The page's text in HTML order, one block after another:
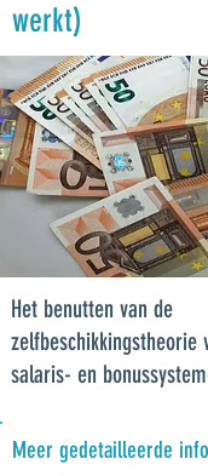
werkt)
Het benutten van de
zelfbeschikkingstheorie
salaris- en
Meer gedetailleerde